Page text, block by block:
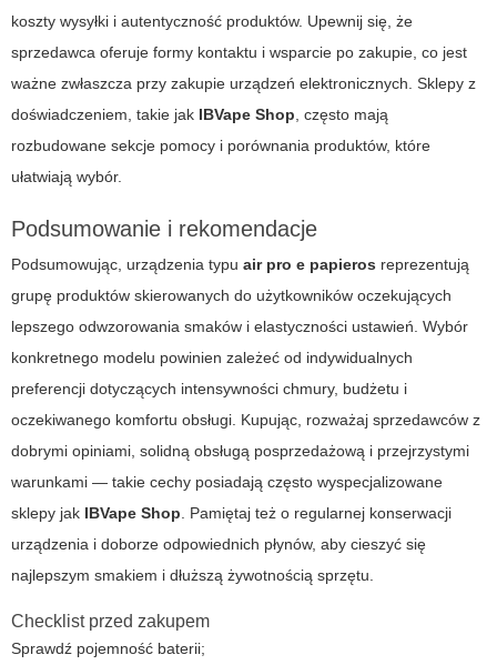
koszty wysyłki i autentyczność produktów. Upewnij się, że
sprzedawca oferuje formy kontaktu i wsparcie po zakupie, co jest
ważne zwłaszcza przy zakupie urządzeń elektronicznych. Sklepy z
doświadczeniem, takie jak IBVape Shop , często mają
rozbudowane sekcje pomocy i porównania produktów, które
ułatwiają wybór.
Podsumowanie i rekomendacje
Podsumowując, urządzenia typu air pro e papieros reprezentują
grupę produktów skierowanych do użytkowników oczekujących
lepszego odwzorowania smaków i elastyczności ustawień. Wybór
konkretnego modelu powinien zależeć od indywidualnych
preferencji dotyczących intensywności chmury, budżetu i
oczekiwanego komfortu obsługi. Kupując, rozważaj sprzedawców z
dobrymi opiniami, solidną obsługą posprzedażową i przejrzystymi
warunkami — takie cechy posiadają często wyspecjalizowane
sklepy jak IBVape Shop . Pamiętaj też o regularnej konserwacji
urządzenia i doborze odpowiednich płynów, aby cieszyć się
najlepszym smakiem i dłuższą żywotnością sprzętu.
Checklist przed zakupem
Sprawdź pojemność baterii;